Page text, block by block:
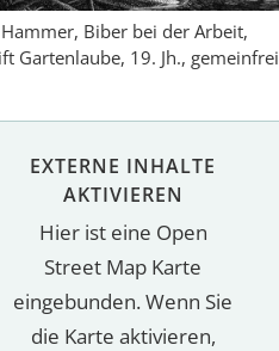
Biber bei der Arbeit,
Gartenlaube, 19. Jh., gemeinfrei
EXTERNE INHALTE
AKTIVIEREN
Hier ist eine Open
Street Map Karte
eingebunden. Wenn Sie
die Karte aktivieren,